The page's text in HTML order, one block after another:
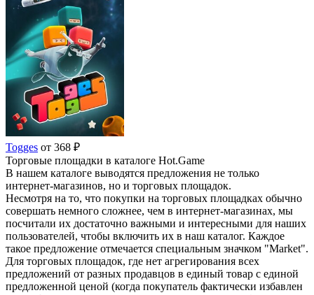
Togges от 368 ₽
Торговые площадки в каталоге Hot.Game
В нашем каталоге выводятся предложения не только
интернет-магазинов, но и торговых площадок.
Несмотря на то, что покупки на торговых площадках обычно
совершать немного сложнее, чем в интернет-магазинах, мы
посчитали их достаточно важными и интересными для наших
пользователей, чтобы включить их в наш каталог. Каждое
такое предложение отмечается специальным значком "Market".
Для торговых площадок, где нет агрегирования всех
предложений от разных продавцов в единый товар с единой
предложенной ценой (когда покупатель фактически избавлен